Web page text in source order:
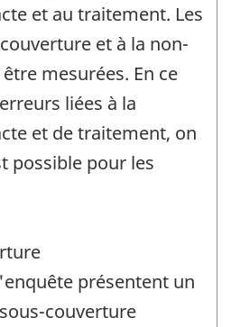
et au traitement. Les
et à la non-
mesurées. En ce
liées à la
et de traitement, on
possible pour les
présentent un
couverture